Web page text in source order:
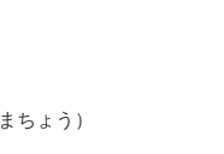
ちょう）